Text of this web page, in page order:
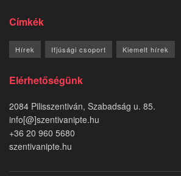
Címkék
Hírek Ifjúsági csoport Kiemelt hírek
Elérhetőségünk
2084 Pilisszentiván, Szabadság u. 85.
info[@]szentivanipte.hu
+36 20 960 5680
szentivanipte.hu